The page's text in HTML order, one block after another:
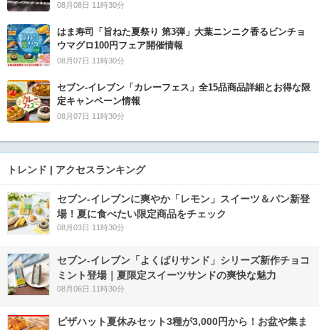
08月08日 11時30分
はま寿司「旨ねた夏祭り 第3弾」大葉ニンニク香るビンチョ
ウマグロ100円フェア開催情報
08月07日 11時30分
セブン‐イレブン「カレーフェス」全15品商品詳細とお得な限
定キャンペーン情報
08月07日 11時30分
トレンド | アクセスランキング
セブン‐イレブンに爽やか「レモン」スイーツ＆パン新登
場！夏に食べたい限定商品をチェック
08月03日 11時30分
セブン‐イレブン「よくばりサンド」シリーズ新作チョコ
ミント登場｜夏限定スイーツサンドの爽快な魅力
08月06日 11時30分
ピザハット夏休みセット3種が3,000円から！お盆や集ま